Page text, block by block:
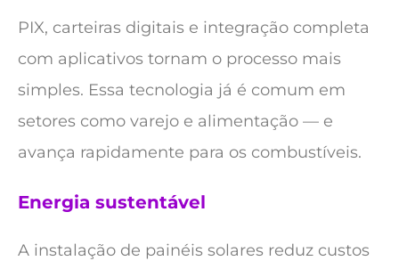
PIX, carteiras digitais e integração completa
com aplicativos tornam o processo mais
simples. Essa tecnologia já é comum em
setores como varejo e alimentação — e
avança rapidamente para os combustíveis.
Energia sustentável
A instalação de painéis solares reduz custos